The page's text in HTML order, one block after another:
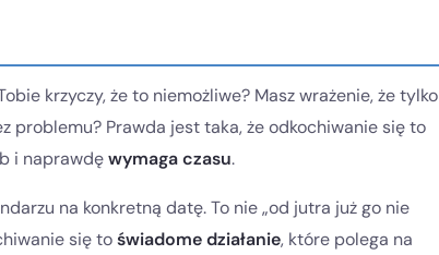
krzyczy, że to niemożliwe? Masz wrażenie, że tylko
problemu? Prawda jest taka, że odkochiwanie się to
i naprawdęwymaga czasu.
na konkretną datę. To nie „od jutra już go nie
się toświadome działanie, które polega na